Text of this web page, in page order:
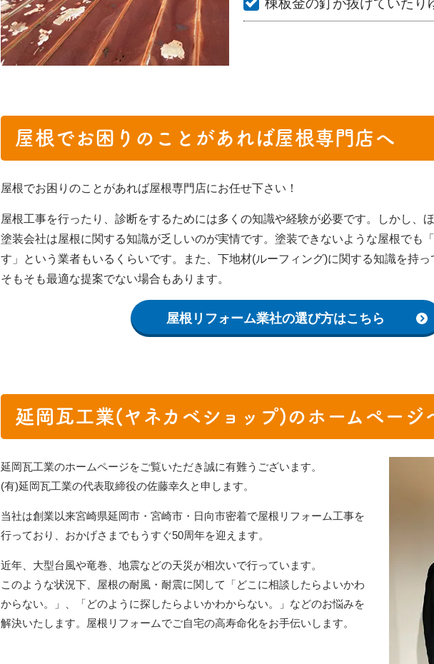
棟板金の釘が抜けていたり
屋根でお困りのことがあれば屋根専門店へ
屋根でお困りのことがあれば屋根専門店にお任せ下さい！
屋根工事を行ったり、診断をするためには多くの知識や経験が必要です。しかし、
塗装会社は屋根に関する知識が乏しいのが実情です。塗装できないような屋根でも
す」という業者もいるくらいです。また、下地材(ルーフィング)に関する知識を持っ
そもそも最適な提案でない場合もあります。
屋根リフォーム業社の選び方はこちら
延岡瓦工業(ヤネカベショップ)のホームページ
延岡瓦工業のホームページをご覧いただき誠に有難うございます。
(有)延岡瓦工業の代表取締役の佐藤幸久と申します。
当社は創業以来宮崎県延岡市・宮崎市・日向市密着で屋根リフォーム工事を
行っており、おかげさまでもうすぐ50周年を迎えます。
近年、大型台風や竜巻、地震などの天災が相次いで行っています。
このような状況下、屋根の耐風・耐震に関して「どこに相談したらよいかわ
からない。」、「どのように探したらよいかわからない。」などのお悩みを
解決いたします。屋根リフォームでご自宅の高寿命化をお手伝いします。